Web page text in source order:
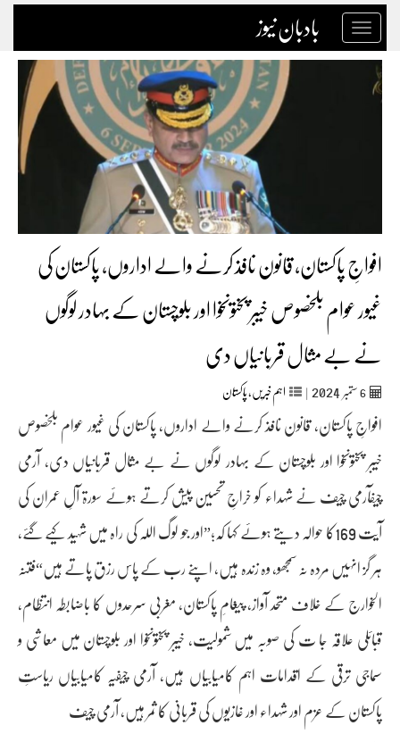
Toggle
navigationبادبان نیوز
افواجِ پاکستان، قانون نافذ کرنے والے اداروں، پاکستان کی
غیور عوام بلخصوص خیبر پختونخوا اور بلوچستان کے بہادر لوگوں
نے بے مثال قربانیاں دی
6ستمبر‬‮2024
| اہم خبریں,پاکستان
افواجِ پاکستان، قانون نافذ کرنے والے اداروں، پاکستان کی غیور عوام بلخصوص
خیبر پختونخوا اور بلوچستان کے بہادر لوگوں نے بے مثال قربانیاں دی، آرمی
چیفآرمی چیف نے شہداء کو خراجِ تحسین پیش کرتے ہوئے سورۃ آلِ عمران کی
آیت 169کا حوالہ دیتے ہوئے کہا کہ؛”اور جو لوگ اللہ کی راہ میں شہید کیے گئے،
ہر گز انہیں مردہ نہ سمجھو، وہ زندہ ہیں، اپنے رب کے پاس رزق پاتے ہیں“فتنہ
الخوارج کے خلاف متحد آواز، پیغامِ پاکستان، مغربی سرحدوں کا باضابطہ انتظام،
قبائلی علاقہ جا ت کی صوبہ میں شمولیت، خیبر پختونخوا اور بلوچستان میں معاشی و
سماجی ترقی کے اقدامات اہم کامیابیاں ہیں، آرمی چیفیہ کامیابیاں ریاستِ
پاکستان کے عزم اور شہداء اور غازیوں کی قربانی کا ثمر ہیں، آرمی چیف